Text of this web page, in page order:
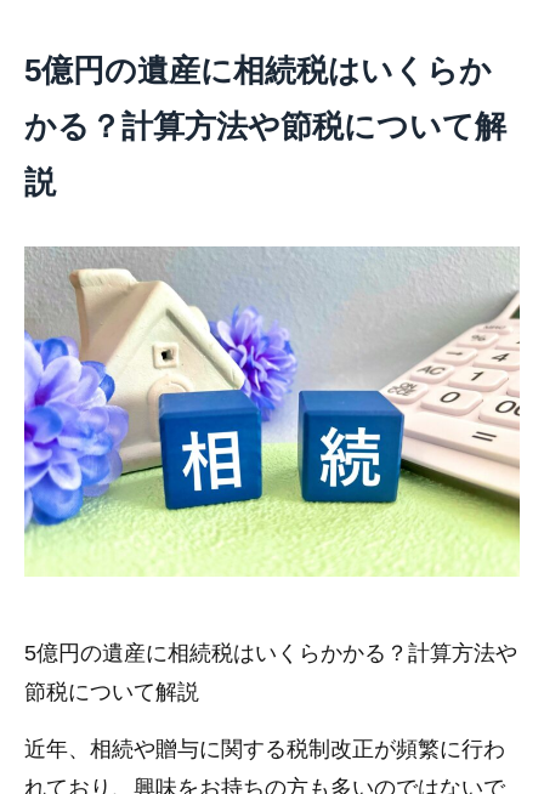
5億円の遺産に相続税はいくらか
かる？計算方法や節税について解
説
5億円の遺産に相続税はいくらかかる？計算方法や
節税について解説
近年、相続や贈与に関する税制改正が頻繁に行わ
れており、興味をお持ちの方も多いのではないで